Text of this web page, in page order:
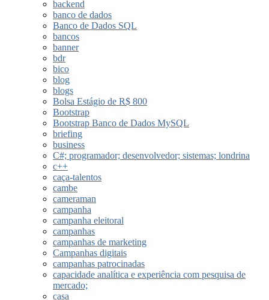
backend
banco de dados
Banco de Dados SQL
bancos
banner
bdr
bico
blog
blogs
Bolsa Estágio de R$ 800
Bootstrap
Bootstrap Banco de Dados MySQL
briefing
business
C#; programador; desenvolvedor; sistemas; londrina
c++
caça-talentos
cambe
cameraman
campanha
campanha eleitoral
campanhas
campanhas de marketing
Campanhas digitais
campanhas patrocinadas
capacidade analítica e experiência com pesquisa de
mercado;
casa